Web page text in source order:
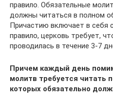
правило. Обязательные
должны читаться в полном
Причастию включает в себя
правило, церковь требует,
проводилась в течение 3-7
Причем каждый день
молитв требуется читать
которых обязательно